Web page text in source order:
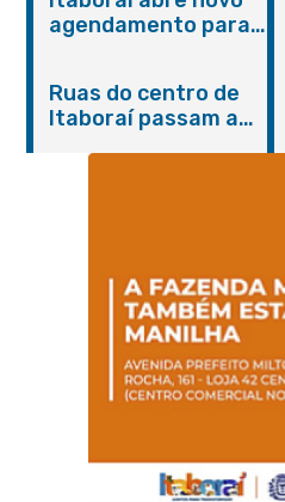
agendamento para
Ruas do centro de
Itaboraí passam a